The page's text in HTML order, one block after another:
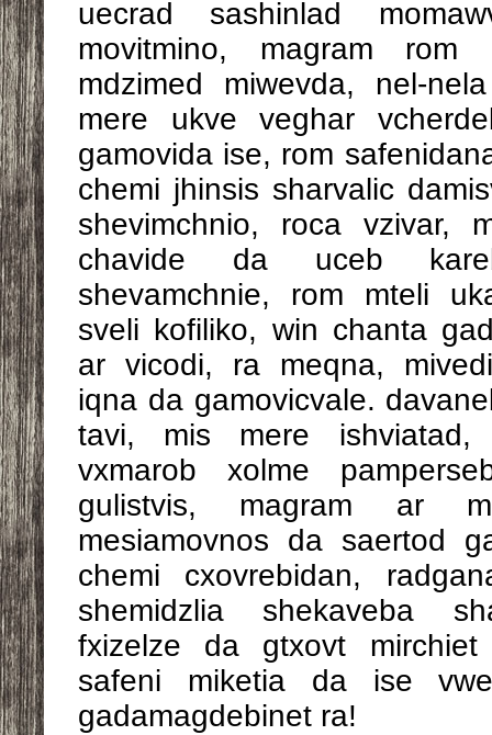
uecrad sashinlad
movitmino, magram rom
mdzimed miwevda, nel-
mere ukve veghar
gamovida ise, rom
chemi jhinsis sharvalic
shevimchnio, roca vzivar,
chavide da uceb
shevamchnie, rom mteli
sveli kofiliko, win chanta
ar vicodi, ra meqna,
iqna da gamovicvale.
tavi, mis mere ishviatad,
vxmarob xolme
gulistvis, magram ar
mesiamovnos da saertod
chemi cxovrebidan,
shemidzlia shekaveba
fxizelze da gtxovt
safeni miketia da ise
gadamagdebinet ra!